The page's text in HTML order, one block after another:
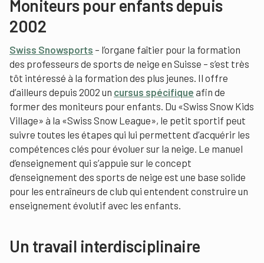
Moniteurs pour enfants depuis
2002
Swiss Snowsports – l’organe faîtier pour la formation
des professeurs de sports de neige en Suisse – s’est très
tôt intéressé à la formation des plus jeunes. Il offre
d’ailleurs depuis 2002 un cursus spécifique afin de
former des moniteurs pour enfants. Du «Swiss Snow Kids
Village» à la «Swiss Snow League», le petit sportif peut
suivre toutes les étapes qui lui permettent d’acquérir les
compétences clés pour évoluer sur la neige. Le manuel
d’enseignement qui s’appuie sur le concept
d’enseignement des sports de neige est une base solide
pour les entraîneurs de club qui entendent construire un
enseignement évolutif avec les enfants.
Un travail interdisciplinaire